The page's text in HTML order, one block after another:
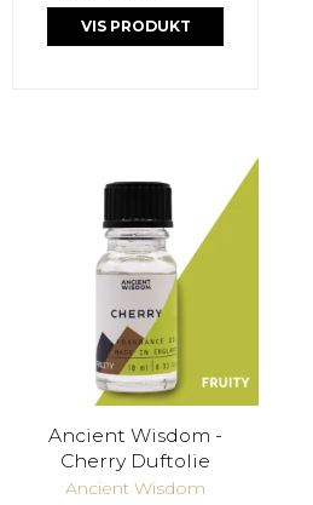
VIS PRODUKT
Ancient Wisdom -
Cherry Duftolie
Ancient Wisdom